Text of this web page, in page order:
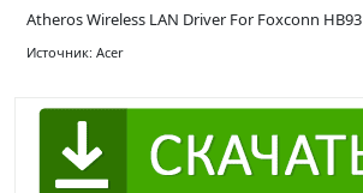
Atheros Wireless LAN Driver For Foxconn HB93
Источник: Acer